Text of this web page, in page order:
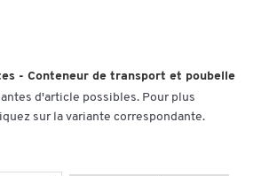
- Conteneur de transport et poubelle
d'article possibles. Pour plus
sur la variante correspondante.